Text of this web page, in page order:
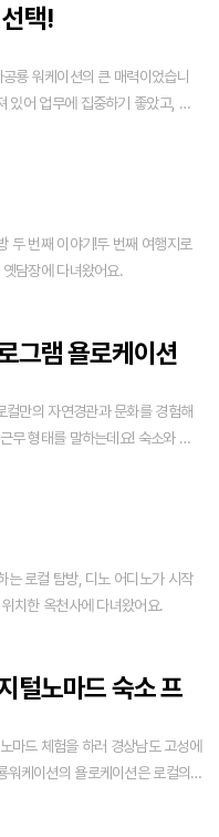
형태의 여행이라고 할 수 있어
택!
룡 워케이션의 큰 매력이었습니
있어 업무에 집중하기 좋았고, 주
. 숙소는 항상 깨끗하게 관리되었
다. 불멍 네트워킹에
낄 수 있었습니다. 장작이 타오르
덕분에 모두가 행복했던 시간으로
움과 평온함은 바다공룡만의 특별
분에 편리하게 다닐 수 있었고, 스
니다. 다른 워케이션에
공룡은 스태프와의 교류와 다양한
었습니다. 그 따뜻한 소통이 바다
다시 찾아오고 싶어요. 바다공룡
니다. 😊
두 번째 이야기!두 번째 여행지로
담장에 다녀왔어요.
그램 욜로케이션
만의 자연경관과 문화를 경험해
무 형태를 말하는데요! 숙소와 오
수 있어 편하더라고요 :)
는 로컬 탐방, 디노 어디노가 시작
치한 옥천사에 다녀왔어요.
털노마드 숙소 프
마드 체험을 하러 경상남도 고성에
케이션의 욜로케이션은 로컬의
는 플랫폼으로 5박 6일 패키지에
할 수 있어 만족스러웠던 워케이